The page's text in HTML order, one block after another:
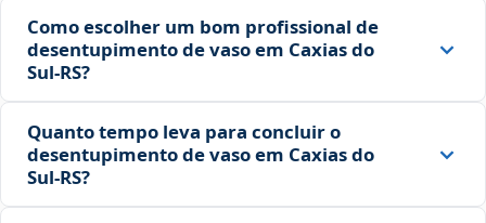
Como escolher um bom profissional de
desentupimento de vaso em Caxias do
Sul‑RS?
Quanto tempo leva para concluir o
desentupimento de vaso em Caxias do
Sul‑RS?